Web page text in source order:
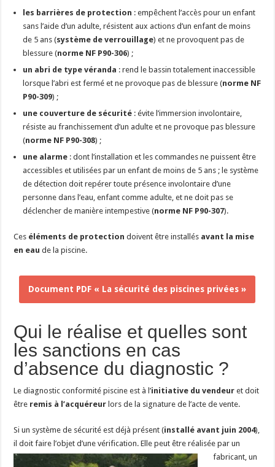
les barrières de protection : empêchent l’accès pour un enfant
sans l’aide d’un adulte, résistent aux actions d’un enfant de moins
de 5 ans (système de verrouillage) et ne provoquent pas de
blessure (norme NF P90-306) ;
un abri de type véranda : rend le bassin totalement inaccessible
lorsque l’abri est fermé et ne provoque pas de blessure (norme NF
P90-309) ;
une couverture de sécurité : évite l’immersion involontaire,
résiste au franchissement d’un adulte et ne provoque pas blessure
(norme NF P90-308) ;
une alarme : dont l’installation et les commandes ne puissent être
accessibles et utilisées par un enfant de moins de 5 ans ; le système
de détection doit repérer toute présence involontaire d’une
personne dans l’eau, enfant comme adulte, et ne doit pas se
déclencher de manière intempestive (norme NF P90-307).
Ces éléments de protection doivent être installés avant la mise
en eau de la piscine.
Document PDF « La sécurité des piscines privées »
Qui le réalise et quelles sont
les sanctions en cas
d’absence du diagnostic ?
Le diagnostic conformité piscine est à l’initiative du vendeur et doit
être remis à l’acquéreur lors de la signature de l’acte de vente.
Si un système de sécurité est déjà présent (installé avant juin 2004),
il doit faire l’objet d’une vérification.Elle peut être réalisée par un
fabricant, un